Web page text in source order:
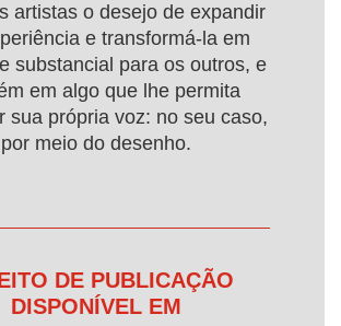
artistas o desejo de expandir
e transformá-la em
substancial para os outros, e
em algo que lhe permita
sua própria voz: no seu caso,
por meio do desenho.
DE PUBLICAÇÃO
DISPONÍVEL EM